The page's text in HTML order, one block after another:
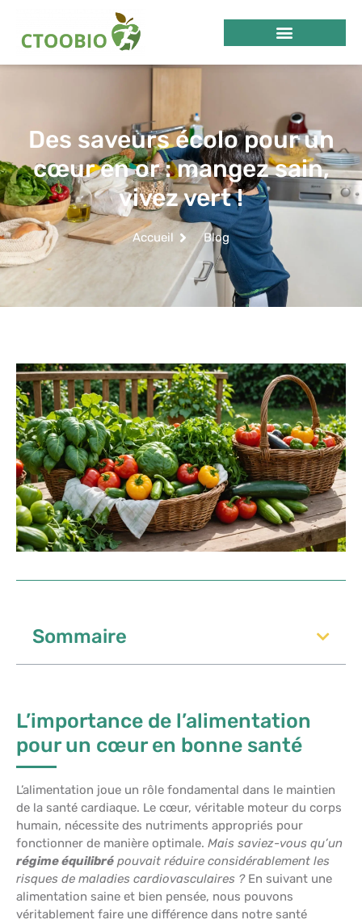
Des saveurs écolo pour un
cœur en or : mangez sain,
vivez vert !
Accueil Blog
Sommaire
L’importance de l’alimentation
pour un cœur en bonne santé
L’alimentation joue un rôle fondamental dans le maintien
de la santé cardiaque. Le cœur, véritable moteur du corps
humain, nécessite des nutriments appropriés pour
fonctionner de manière optimale. Mais saviez-vous qu’un
régime équilibré pouvait réduire considérablement les
risques de maladies cardiovasculaires ?En suivant une
alimentation saine et bien pensée, nous pouvons
véritablement faire une différence dans notre santé